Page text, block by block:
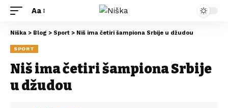
Aa
Niška > Blog > Sport > Niš ima četiri šampiona Srbije u džudou
SPORT
Niš ima četiri šampiona Srbije
u džudou